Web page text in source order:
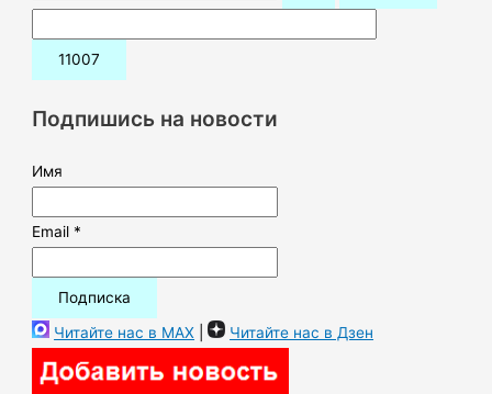
о
и
:Подпишись на новости
Имя
Email *
Читайте нас в MAX | Читайте нас в Дзен